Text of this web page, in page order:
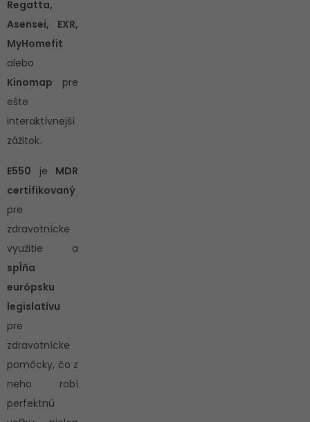
Regatta,
Asensei, EXR,
MyHomefit
alebo
Kinomap pre
ešte
interaktívnejší
zážitok.
E550 je MDR
certifikovaný
pre
zdravotnícke
využitie a
spĺňa
európsku
legislatívu
pre
zdravotnícke
pomôcky, čo z
neho robí
perfektnú